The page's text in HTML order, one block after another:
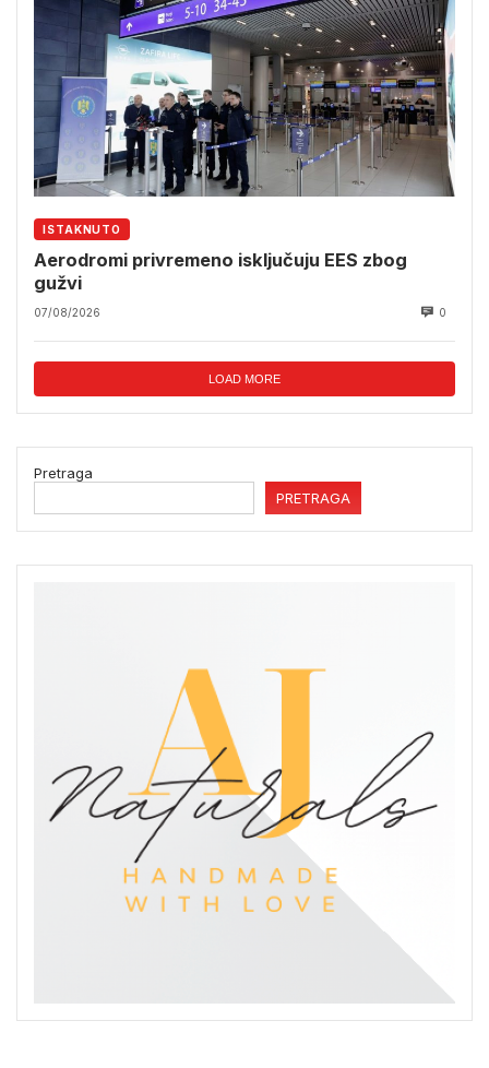
ISTAKNUTO
Aerodromi privremeno isključuju EES zbog
gužvi
07/08/2026 0
LOAD MORE
Pretraga
PRETRAGA